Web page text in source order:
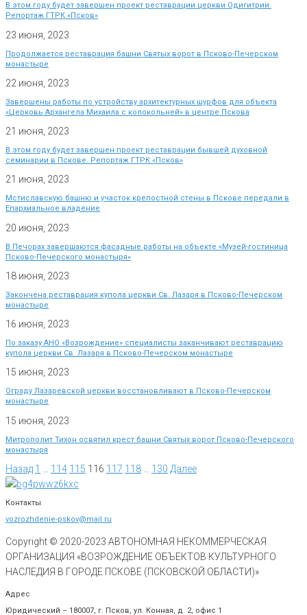
В этом году будет завершен проект реставрации церкви Одигитрии.
Репортаж ГТРК «Псков»
23 июня, 2023
Продолжается реставрация башни Святых ворот в Псково-Печерском
монастыре
22 июня, 2023
Завершены работы по устройству архитектурных шурфов для объекта
«Церковь Архангела Михаила с колокольней» в центре Пскова
21 июня, 2023
В этом году будет завершен проект реставрации бывшей духовной
семинарии в Пскове. Репортаж ГТРК «Псков»
21 июня, 2023
Мстиславскую башню и участок крепостной стены в Пскове передали в
Епархиальное владение
20 июня, 2023
В Печорах завершаются фасадные работы на объекте «Музей-гостиница
Псково-Печерского монастыря»
18 июня, 2023
Закончена реставрация купола церкви Св. Лазаря в Псково-Печерском
монастыре
16 июня, 2023
По заказу АНО «Возрождение» специалисты заканчивают реставрацию
купола церкви Св. Лазаря в Псково-Печерском монастыре
15 июня, 2023
Ограду Лазаревской церкви восстановливают в Псково-Печерском
монастыре
15 июня, 2023
Митрополит Тихон освятил крест башни Святых ворот Псково-Печерского
монастыря
Назад 1 114 115 116 117 118 130 Далее
Контакты
vozrozhdenie-pskov@mail.ru
Copyright © 2020-2023 АВТОНОМНАЯ НЕКОММЕРЧЕСКАЯ
ОРГАНИЗАЦИЯ «ВОЗРОЖДЕНИЕ ОБЪЕКТОВ КУЛЬТУРНОГО
НАСЛЕДИЯ В ГОРОДЕ ПСКОВЕ (ПСКОВСКОЙ ОБЛАСТИ)»
Адрес
Юридический – 180007, г. Псков, ул. Конная, д. 2, офис 1